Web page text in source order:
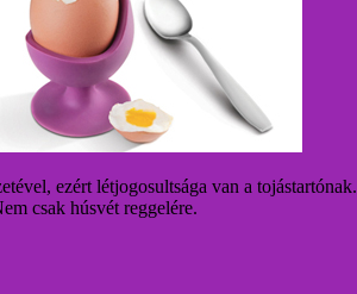
ezért létjogosultsága van a tojástartónak.
csak húsvét reggelére.